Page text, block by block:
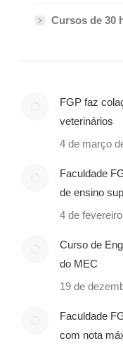
Cursos de 30
FGP faz
veterinários
4 de março
Faculdade
de ensino
4 de
Curso de
do MEC
19 de
Faculdade
com nota